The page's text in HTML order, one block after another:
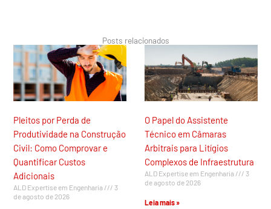
Posts relacionados
Pleitos por Perda de
Produtividade na Construção
Civil: Como Comprovar e
Quantificar Custos
Adicionais
ALD Expertise em Engenharia
3
de agosto de 2026
O Papel do Assistente
Técnico em Câmaras
Arbitrais para Litígios
Complexos de Infraestrutura
ALD Expertise em Engenharia
3
de agosto de 2026
Leia mais »